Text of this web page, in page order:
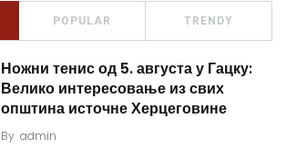
POPULAR TRENDY
Ножни тенис од 5. августа у Гацку:
Велико интересовање из свих
општина источне Херцеговине
By admin